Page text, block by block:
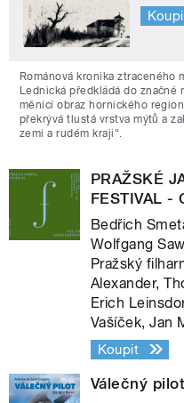
Románová kronika ztraceného
Lednická předkládá do značné
měnící obraz hornického
překrývá tlustá vrstva mýtů a
zemi a rudém kraji“.
PRAŽSKÉ
FESTIVAL -
Bedřich
Wolfgang
Pražský
Alexander,
Erich
Vašíček, Jan
Koupit
Válečný pilot